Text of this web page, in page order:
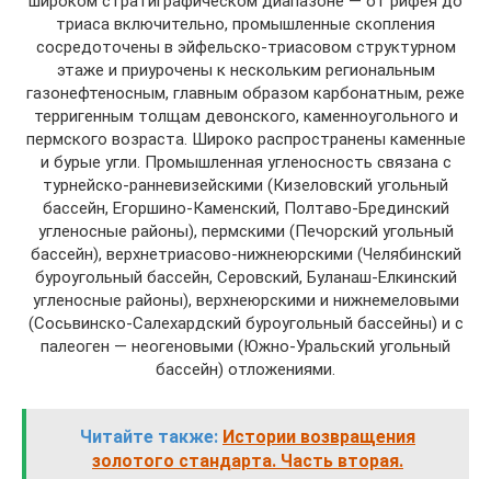
триаса включительно, промышленные скопления
сосредоточены в эйфельско-триасовом структурном
этаже и приурочены к нескольким региональным
газонефтеносным, главным образом карбонатным, реже
терригенным толщам девонского, каменноугольного и
пермского возраста. Широко распространены каменные
и бурые угли. Промышленная угленосность связана с
турнейско-ранневизейскими (Кизеловский угольный
бассейн, Егоршино-Каменский, Полтаво-Брединский
угленосные районы), пермскими (Печорский угольный
бассейн), верхнетриасово-нижнеюрскими (Челябинский
буроугольный бассейн, Серовский, Буланаш-Елкинский
угленосные районы), верхнеюрскими и нижнемеловыми
(Сосьвинско-Салехардский буроугольный бассейны) и с
палеоген — неогеновыми (Южно-Уральский угольный
бассейн) отложениями.
Читайте также: Истории возвращения
золотого стандарта. Часть вторая.